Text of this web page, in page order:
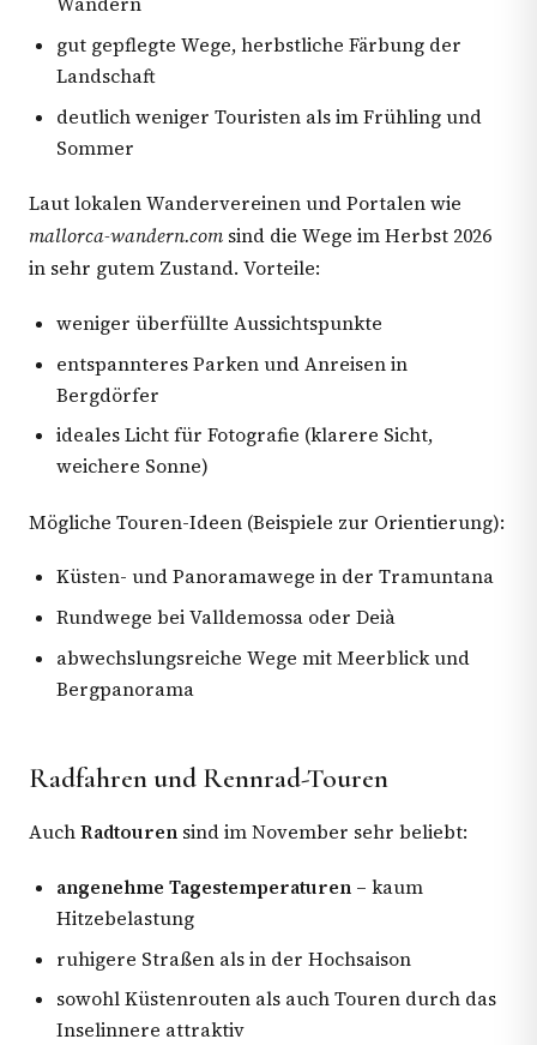
gut gepflegte Wege, herbstliche Färbung der
Landschaft
deutlich weniger Touristen als im Frühling und
Sommer
Laut lokalen Wandervereinen und Portalen wie
mallorca-wandern.com sind die Wege im Herbst 2026
in sehr gutem Zustand. Vorteile:
weniger überfüllte Aussichtspunkte
entspannteres Parken und Anreisen in
Bergdörfer
ideales Licht für Fotografie (klarere Sicht,
weichere Sonne)
Mögliche Touren-Ideen (Beispiele zur Orientierung):
Küsten- und Panoramawege in der Tramuntana
Rundwege bei Valldemossa oder Deià
abwechslungsreiche Wege mit Meerblick und
Bergpanorama
Radfahren und Rennrad-Touren
AuchRadtouren sind im November sehr beliebt:
angenehme Tagestemperaturen – kaum
Hitzebelastung
ruhigere Straßen als in der Hochsaison
sowohl Küstenrouten als auch Touren durch das
Inselinnere attraktiv